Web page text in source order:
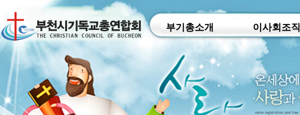
부기총소개 이사회조직